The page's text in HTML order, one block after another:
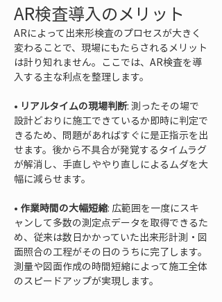
AR検査導入のメリット
ARによって出来形検査のプロセスが大きく
変わることで、現場にもたらされるメリット
は計り知れません。ここでは、AR検査を導
入する主な利点を整理します。
• リアルタイムの現場判断: 測ったその場で
設計どおりに施工できているか即時に判定で
きるため、問題があればすぐに是正指示を出
せます。後から不具合が発覚するタイムラグ
が解消し、手直しややり直しによるムダを大
• 作業時間の大幅短縮: 広範囲を一度にスキ
ャンして多数の測定点データを取得できるた
め、従来は数日かかっていた出来形計測・図
面照合の工程がその日のうちに完了します。
測量や図面作成の時間短縮によって施工全体